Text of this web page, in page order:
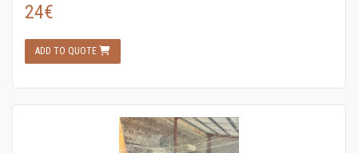
24€
ADD TO QUOTE